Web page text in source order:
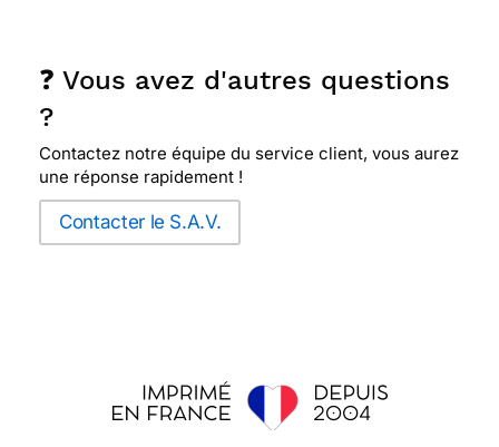
❓ Vous avez d'autres questions
?
Contactez notre équipe du service client, vous aurez
une réponse rapidement !
Contacter le S.A.V.